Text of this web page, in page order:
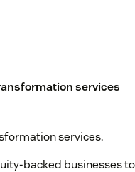
services
services.
backed businesses to